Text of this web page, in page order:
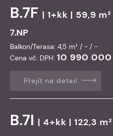
B.7F | 1+kk | 59,9 m²
7.NP
Balkon/Terasa: 4,5 m² / - / -
Cena vč. DPH: 10 990 000
Přejít na detail
B.7I | 4+kk | 122,3 m²